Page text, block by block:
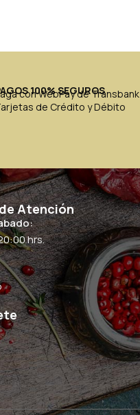
100% SEGUROS
con WebPay de Transbank
de Crédito y Débito
Atención
hrs.